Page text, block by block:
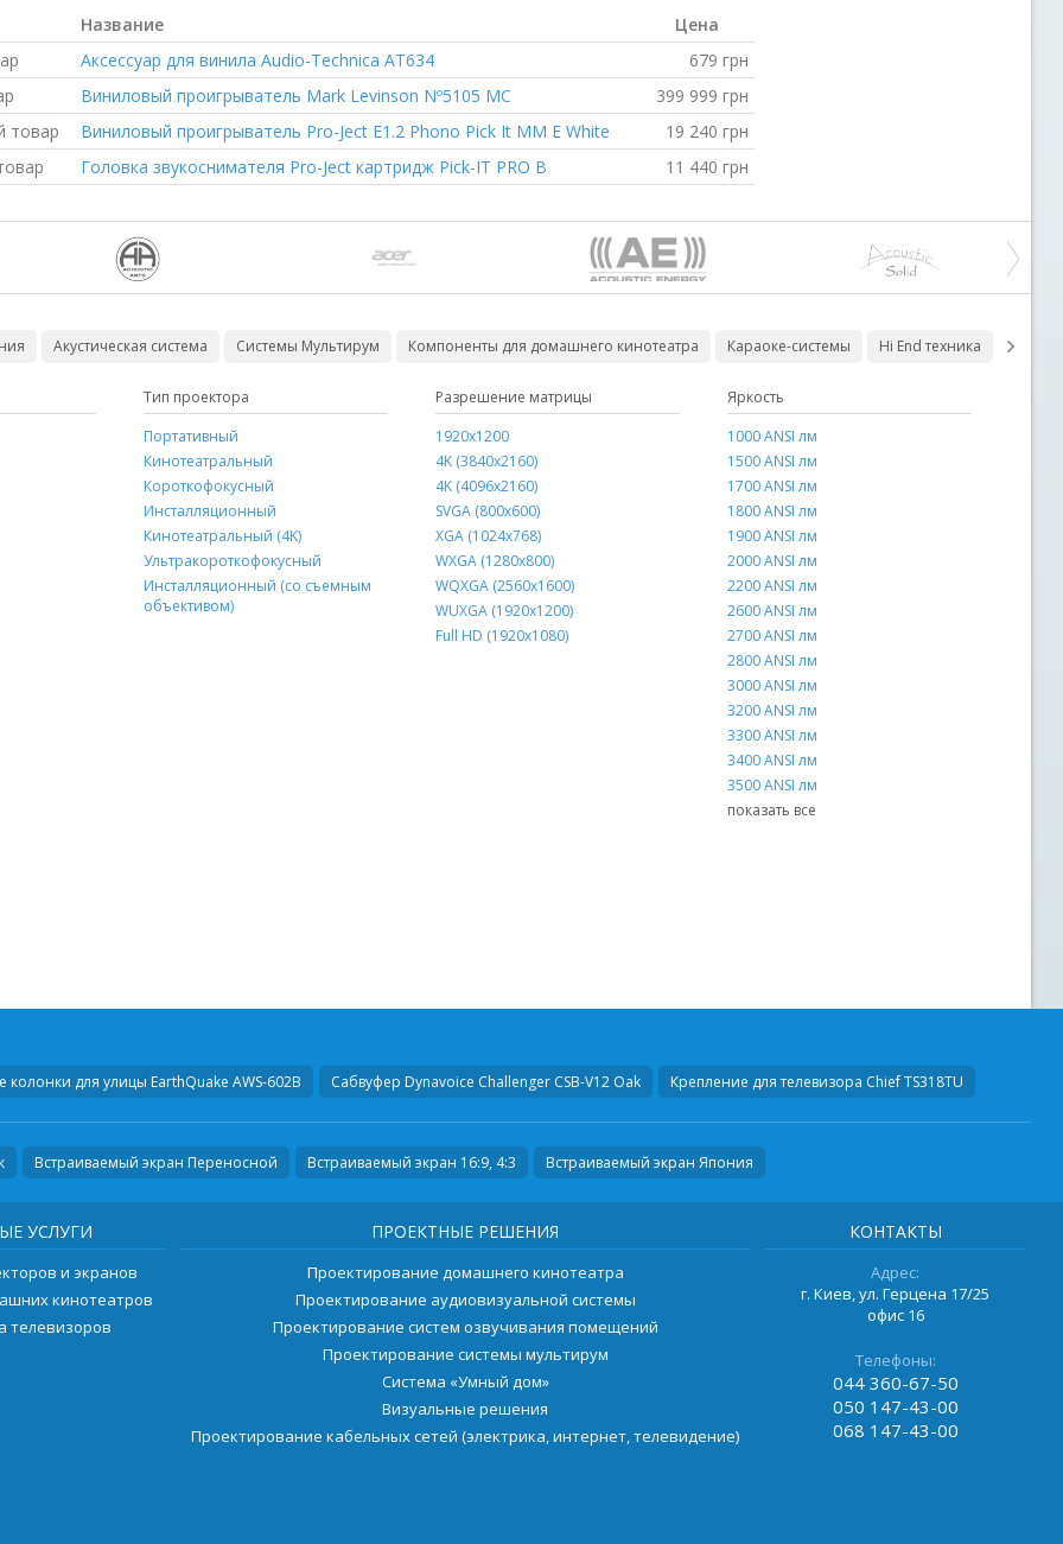
Название
Цена
Аксессуар для винила Audio-Technica AT634 679 грн
Виниловый проигрыватель Mark Levinson Nº5105 MC 399 999 грн
товар
Виниловый проигрыватель Pro-Ject E1.2 Phono Pick It MM E White 19 240 грн
Головка звукоснимателя Pro-Ject картридж Pick-IT PRO B 11 440 грн
Акустическая система Системы Мультирум Компоненты для домашнего кинотеатра Караоке-системы Hi End техника
Тип проектора
Портативный
Кинотеатральный
Короткофокусный
Инсталляционный
Кинотеатральный (4K)
Ультракороткофокусный
Инсталляционный (со съемным
объективом)
Разрешение матрицы
1920x1200
4K (3840x2160)
4K (4096x2160)
SVGA (800x600)
XGA (1024x768)
WXGA (1280х800)
WQXGA (2560x1600)
WUXGA (1920x1200)
Full HD (1920x1080)
Яркость
1000 ANSI лм
1500 ANSI лм
1700 ANSI лм
1800 ANSI лм
1900 ANSI лм
2000 ANSI лм
2200 ANSI лм
2600 ANSI лм
2700 ANSI лм
2800 ANSI лм
3000 ANSI лм
3200 ANSI лм
3300 ANSI лм
3400 ANSI лм
3500 ANSI лм
показать все
Цвет колонок
белый
черный
Озвучиваемая площадь
до 20 м²
до 40 м²
Тип колонок
корпусные
встраиваемые
Довжина
100 метрів у бухті
Перетин
колонки для улицы EarthQuake AWS-602B Сабвуфер Dynavoice Challenger CSB-V12 Oak Крепление для телевизора Chief TS318TU
Встраиваемый экран Переносной Встраиваемый экран 16:9, 4:3 Встраиваемый экран Япония
УСЛУГИ
и экранов
кинотеатров
телевизоров
ПРОЕКТНЫЕ РЕШЕНИЯ
Проектирование домашнего кинотеатра
Проектирование аудиовизуальной системы
Проектирование систем озвучивания помещений
Проектирование системы мультирум
Система «Умный дом»
Визуальные решения
Проектирование кабельных сетей (электрика, интернет, телевидение)
КОНТАКТЫ
Адрес:
г. Киев, ул. Герцена 17/25
офис 16
Телефоны:
044360-67-50
050 147-43-00
068 147-43-00